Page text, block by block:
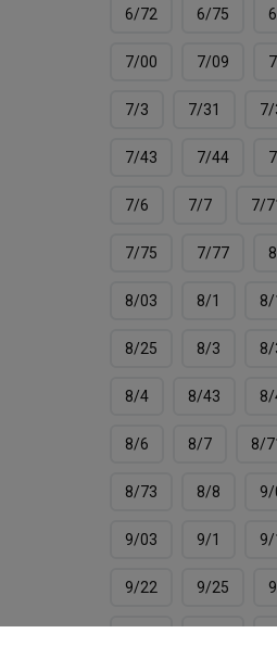
6/72 6/75
7/00 7/09
7/3 7/31 7/
7/43 7/44
7/6 7/7 7/
7/75 7/77
8/03 8/1 8/
8/25 8/3 8/
8/4 8/43 8/
8/6 8/7 8/
8/73 8/8 9/
9/03 9/1 9/
9/22 9/25